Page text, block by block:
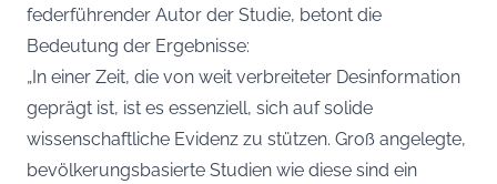
federführender Autor der Studie, betont die
Bedeutung der Ergebnisse:
„In einer Zeit, die von weit verbreiteter Desinformation
geprägt ist, ist es essenziell, sich auf solide
wissenschaftliche Evidenz zu stützen. Groß angelegte,
bevölkerungsbasierte Studien wie diese sind ein